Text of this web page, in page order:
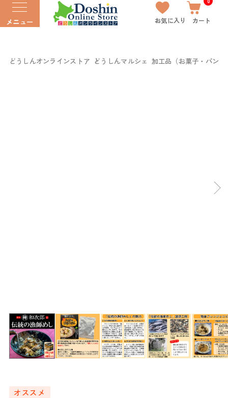
メニュー お気に入り カート
どうしんオンラインストア どうしんマルシェ 加工品（お菓子・パン以
オススメ